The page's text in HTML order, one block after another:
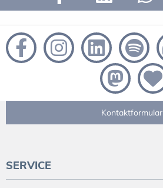
Kontaktformular
SERVICE